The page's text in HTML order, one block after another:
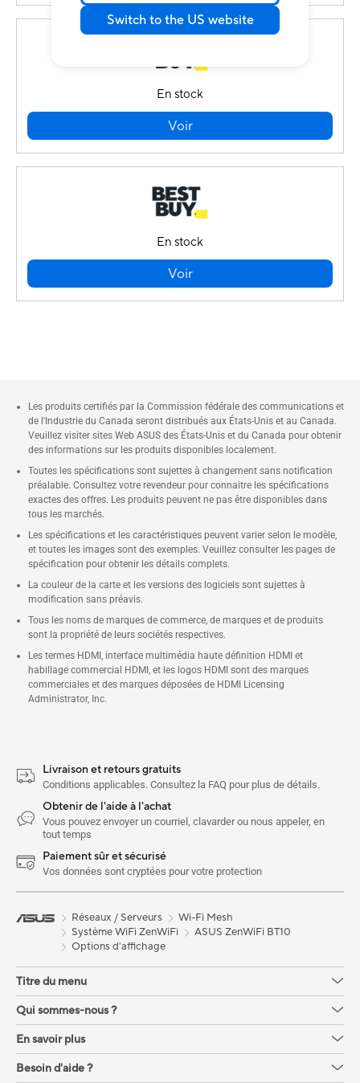
Switch to the US website
En stock
Voir
En stock
Voir
Les produits certifiés par la Commission fédérale des communications et
de l'Industrie du Canada seront distribués aux États-Unis et au Canada.
Veuillez visiter sites Web ASUS des États-Unis et du Canada pour obtenir
des informations sur les produits disponibles localement.
Toutes les spécifications sont sujettes à changement sans notification
préalable. Consultez votre revendeur pour connaitre les spécifications
exactes des offres. Les produits peuvent ne pas être disponibles dans
tous les marchés.
Les spécifications et les caractéristiques peuvent varier selon le modèle,
et toutes les images sont des exemples. Veuillez consulter les pages de
spécification pour obtenir les détails complets.
La couleur de la carte et les versions des logiciels sont sujettes à
modification sans préavis.
Tous les noms de marques de commerce, de marques et de produits
sont la propriété de leurs sociétés respectives.
Les termes HDMI, interface multimédia haute définition HDMI et
habillage commercial HDMI, et les logos HDMI sont des marques
commerciales et des marques déposées de HDMI Licensing
Administrator, Inc.
Livraison et retours gratuits
Conditions applicables. Consultez la FAQ pour plus de détails.
Obtenir de l'aide à l'achat
Vous pouvez envoyer un courriel, clavarder ou nous appeler, en
tout temps
Paiement sûr et sécurisé
Vos données sont cryptées pour votre protection
Réseaux / Serveurs
Wi-Fi Mesh
Système WiFi ZenWiFi
ASUS ZenWiFi BT10
Options d'affichage
Titre du menu
Qui sommes-nous ?
En savoir plus
Besoin d'aide ?